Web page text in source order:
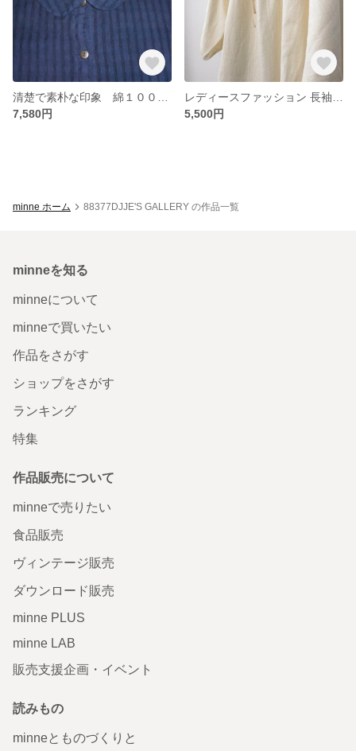
7,580円
5,500円
minne ホーム 88377DJJE'S GALLERY の作品一覧
minneを知る
minneについて
minneで買いたい
作品をさがす
ショップをさがす
ランキング
特集
作品販売について
minneで売りたい
食品販売
ヴィンテージ販売
ダウンロード販売
minne PLUS
minne LAB
販売支援企画・イベント
読みもの
minneとものづくりと